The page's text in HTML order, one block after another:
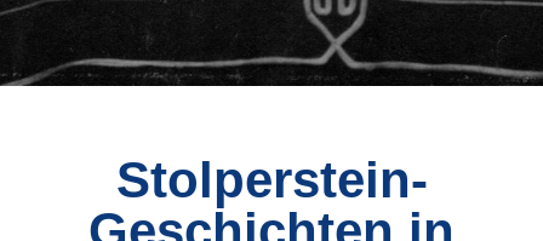
Josef
und Sara
Stolperstein-